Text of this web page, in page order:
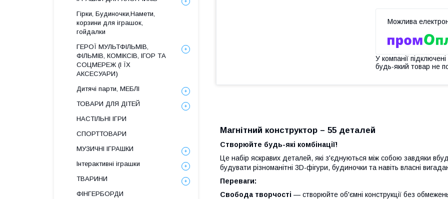
У компанії
будь-який товар не
Магнітний конструктор – 55 деталей
Створюйте будь-які комбінації!
Це набір яскравих деталей, які з'єднуються між собою завдяки
будувати різноманітні 3D-фігури, будиночки та навіть власні
Переваги:
Свобода творчості — створюйте об'ємні конструкції без
Гірки, Будиночки,Намети,
корзини для іграшок,
гойдалки
ГЕРОЇ МУЛЬТФІЛЬМІВ,
ФІЛЬМІВ, КОМІКСІВ, ІГОР ТА
СОЦМЕРЕЖ (І ЇХ
АКСЕСУАРИ)
Дитячі парти, МЕБЛІ
ТОВАРИ ДЛЯ ДІТЕЙ
НАСТІЛЬНІ ІГРИ
СПОРТТОВАРИ
МУЗИЧНІ ІГРАШКИ
Інтерактивні іграшки
ТВАРИНИ
ФІНГЕРБОРДИ